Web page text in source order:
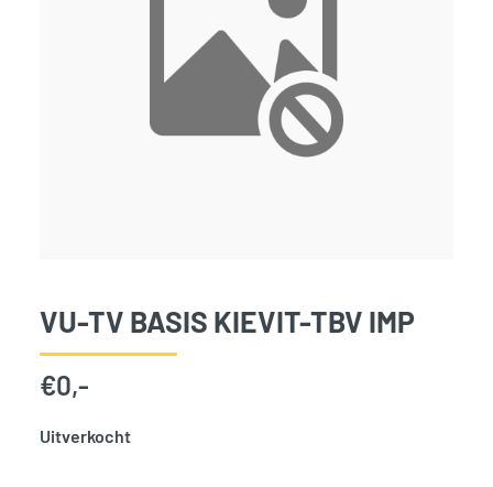
VU-TV BASIS KIEVIT-TBV IMP
€0,-
Uitverkocht